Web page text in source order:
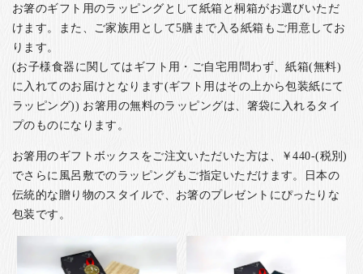
お箸のギフト用のラッピングとして紙箱と桐箱がお選びいただ
けます。また、ご家族用として5膳まで入る紙箱もご用意してお
ります。
(お子様食器に関してはギフト用・ご自宅用問わず、紙箱(無料)
に入れてのお届けとなります(ギフト用はその上から包装紙にて
ラッピング)) お箸用の無料のラッピングは、箸袋に入れるタイ
プのものになります。
お箸用のギフトボックスをご注文いただいた方は、￥440-(税別)
でさらに風呂敷でのラッピングもご指定いただけます。日本の
伝統的な贈り物のスタイルで、お箸のプレゼントにぴったりな
包装です。